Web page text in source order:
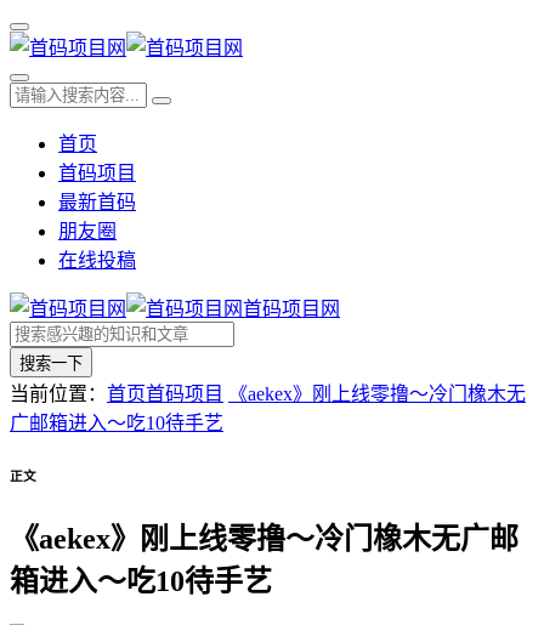
首页
首码项目
最新首码
朋友圈
在线投稿
首码项目网
搜索一下
当前位置： 首页首码项目
《aekex》刚上线零撸～冷门橡木无
广邮箱进入～吃10待手艺
正文
《aekex》刚上线零撸～冷门橡木无广邮
箱进入～吃10待手艺